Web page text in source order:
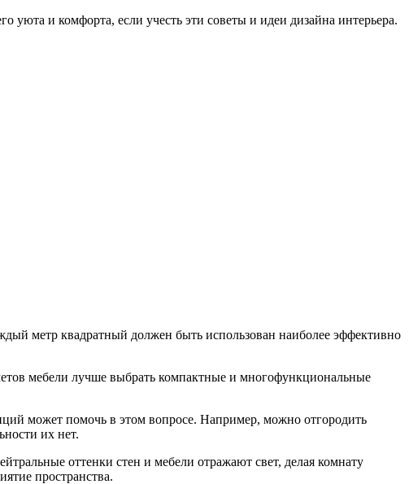
уюта и комфорта, если учесть эти советы и идеи дизайна интерьера.
метр квадратный должен быть использован наиболее эффективно
мебели лучше выбрать компактные и многофункциональные
может помочь в этом вопросе. Например, можно отгородить
их нет.
оттенки стен и мебели отражают свет, делая комнату
пространства.